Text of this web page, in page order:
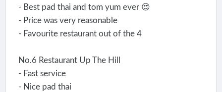
- Best pad thai and tom yum ever 😍
- Price was very reasonable
- Favourite restaurant out of the 4
No.6 Restaurant Up The Hill
- Fast service
- Nice pad thai